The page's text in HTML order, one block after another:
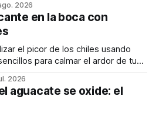
2026
en la boca con
el picor de los chiles usando
para calmar el ardor de tu
2026
aguacate se oxide: el